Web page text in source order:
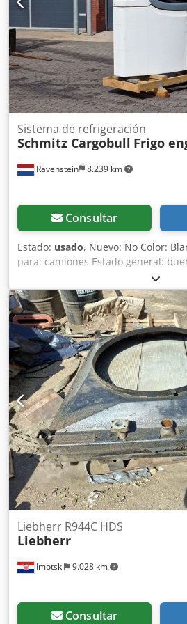
Ravenstein 8.239 km
Sistema de refrigeración
Schmitz Cargobull Frigo
Consultar
Estado: usado, Nuevo: No Color:
para: camiones Estado general:
bueno Estado visual: bueno
Imotski 9.028 km
Liebherr R944C HDS
Liebherr
Consultar